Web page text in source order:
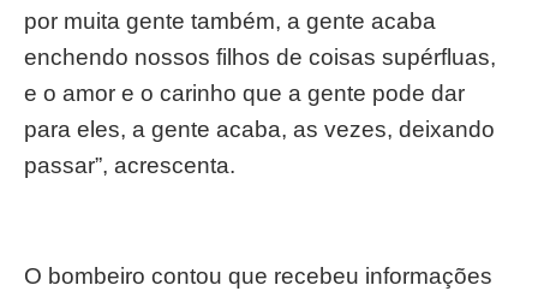
por muita gente também, a gente acaba
enchendo nossos filhos de coisas supérfluas,
e o amor e o carinho que a gente pode dar
para eles, a gente acaba, as vezes, deixando
passar”, acrescenta.
O bombeiro contou que recebeu informações